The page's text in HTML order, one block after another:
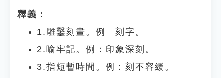
釋義：
1.雕鑿刻畫。例：刻字。
2.喻牢記。例：印象深刻。
3.指短暫時間。例：刻不容緩。